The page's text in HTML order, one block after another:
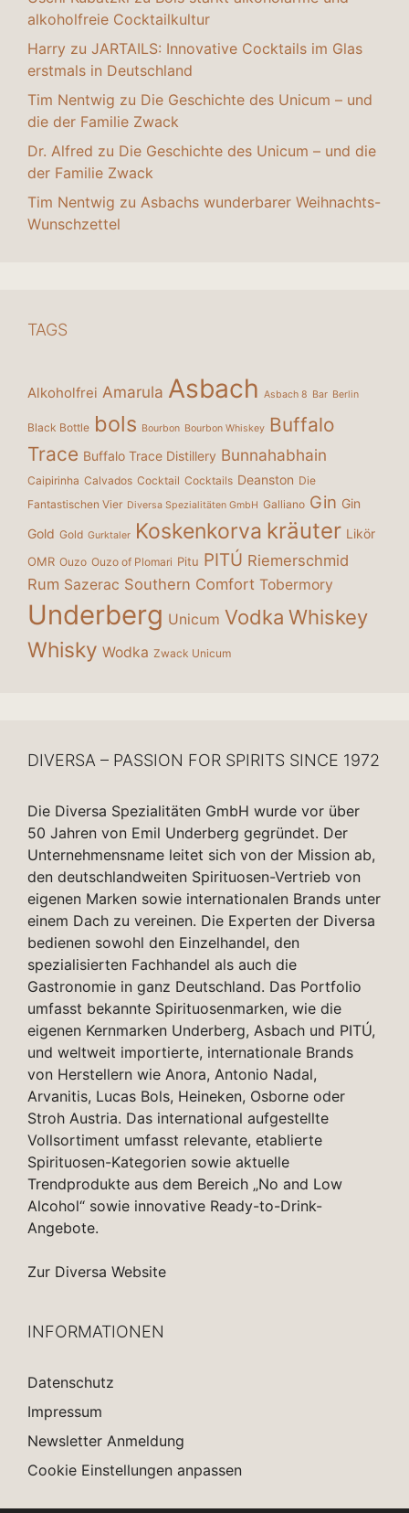
alkoholfreie Cocktailkultur
Harry zu JARTAILS: Innovative Cocktails im Glas
erstmals in Deutschland
Tim Nentwig zu Die Geschichte des Unicum – und
die der Familie Zwack
Dr. Alfred zu Die Geschichte des Unicum – und die
der Familie Zwack
Tim Nentwig zu Asbachs wunderbarer Weihnachts-
Wunschzettel
TAGS
Alkoholfrei Amarula Asbach Asbach 8 Bar Berlin
Black Bottle bols Bourbon Bourbon Whiskey Buffalo
Trace Buffalo Trace Distillery Bunnahabhain
Caipirinha Calvados Cocktail Cocktails Deanston Die
Fantastischen Vier Diversa Spezialitäten GmbH Galliano Gin Gin
Gold Gold Gurktaler Koskenkorva kräuter Likör
OMR Ouzo Ouzo of Plomari Pitu PITÚ Riemerschmid
Rum Sazerac Southern Comfort Tobermory
Underberg Unicum Vodka Whiskey
Whisky Wodka Zwack Unicum
DIVERSA – PASSION FOR SPIRITS SINCE 1972
Die Diversa Spezialitäten GmbH wurde vor über
50 Jahren von Emil Underberg gegründet. Der
Unternehmensname leitet sich von der Mission ab,
den deutschlandweiten Spirituosen-Vertrieb von
eigenen Marken sowie internationalen Brands unter
einem Dach zu vereinen. Die Experten der Diversa
bedienen sowohl den Einzelhandel, den
spezialisierten Fachhandel als auch die
Gastronomie in ganz Deutschland. Das Portfolio
umfasst bekannte Spirituosenmarken, wie die
eigenen Kernmarken Underberg, Asbach und PITÚ,
und weltweit importierte, internationale Brands
von Herstellern wie Anora, Antonio Nadal,
Arvanitis, Lucas Bols, Heineken, Osborne oder
Stroh Austria. Das international aufgestellte
Vollsortiment umfasst relevante, etablierte
Spirituosen-Kategorien sowie aktuelle
Trendprodukte aus dem Bereich „No and Low
Alcohol“ sowie innovative Ready-to-Drink-
Angebote.
Zur Diversa Website
INFORMATIONEN
Datenschutz
Impressum
Newsletter Anmeldung
Cookie Einstellungen anpassen